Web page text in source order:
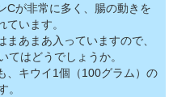
Cが非常に多く、腸の動きを
います。
あまあ入っていますので、
てはどうでしょうか。
、キウイ1個（100グラム）の
。